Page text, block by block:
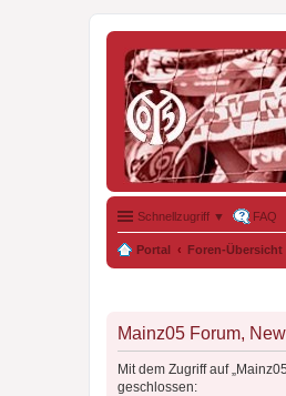
Schnellzugriff ▼ FAQ
Portal Foren-Übersicht
Mainz05 Forum,
Mit dem Zugriff auf
geschlossen: